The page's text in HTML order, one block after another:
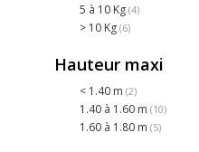
5 à 10 Kg (4)
> 10 Kg (6)
Hauteur maxi
< 1.40 m (2)
1.40 à 1.60 m (10)
1.60 à 1.80 m (5)